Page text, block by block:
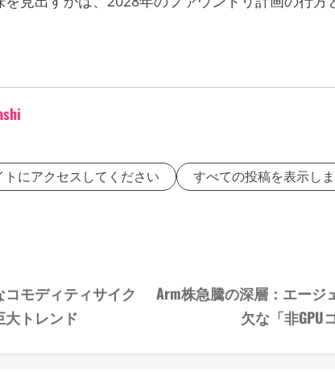
トにアクセスしてください すべての投稿を表示し
モディティサイク
トレンド
Arm株急騰の深層：エージ
欠な「非GPU